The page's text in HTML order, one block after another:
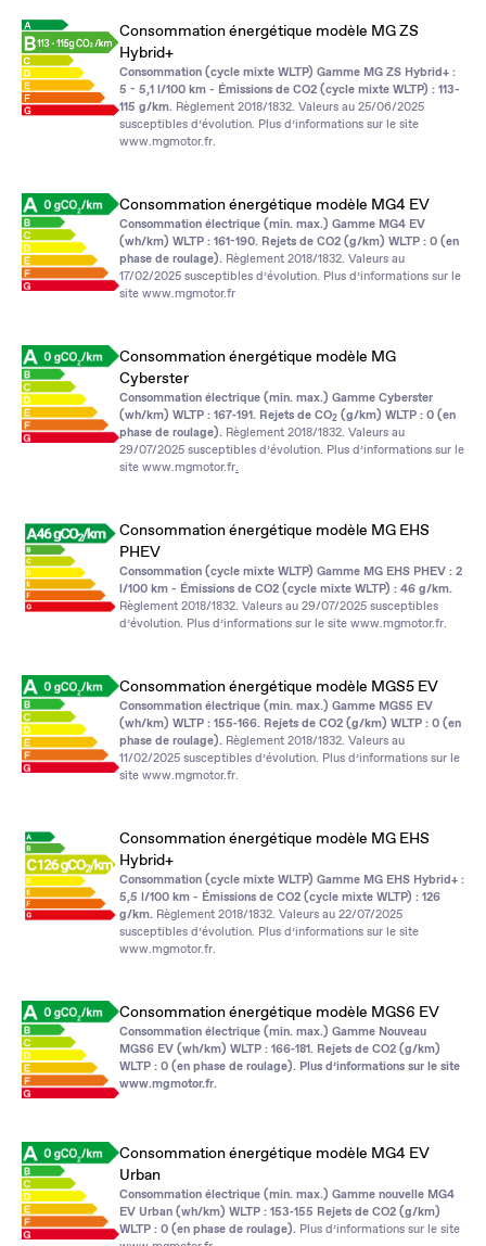
Consommation énergétique modèle MG ZS
Hybrid+
Consommation (cycle mixte WLTP) Gamme MG ZS Hybrid+ :
5 - 5,1 l/100 km - Émissions de CO2 (cycle mixte WLTP) : 113-
115 g/km. Règlement 2018/1832. Valeurs au 25/06/2025
susceptibles d’évolution. Plus d’informations sur le site
www.mgmotor.fr.
Consommation énergétique modèle MG4 EV
Consommation électrique (min. max.) Gamme MG4 EV
(wh/km) WLTP : 161-190. Rejets de CO2 (g/km) WLTP : 0 (en
phase de roulage). Règlement 2018/1832. Valeurs au
17/02/2025 susceptibles d’évolution. Plus d’informations sur le
site www.mgmotor.fr
Consommation énergétique modèle MG
Cyberster
Consommation électrique (min. max.) Gamme Cyberster
(wh/km) WLTP : 167‑191. Rejets de CO2 (g/km) WLTP : 0 (en
phase de roulage). Règlement 2018/1832. Valeurs au
29/07/2025 susceptibles d’évolution. Plus d’informations sur le
site www.mgmotor.fr.
Consommation énergétique modèle MG EHS
PHEV
Consommation (cycle mixte WLTP) Gamme MG EHS PHEV : 2
l/100 km - Émissions de CO2 (cycle mixte WLTP) : 46 g/km.
Règlement 2018/1832. Valeurs au 29/07/2025 susceptibles
d’évolution. Plus d’informations sur le site www.mgmotor.fr.
Consommation énergétique modèle MGS5 EV
Consommation électrique (min. max.) Gamme MGS5 EV
(wh/km) WLTP : 155‑166. Rejets de CO2 (g/km) WLTP : 0 (en
phase de roulage). Règlement 2018/1832. Valeurs au
11/02/2025 susceptibles d’évolution. Plus d’informations sur le
site www.mgmotor.fr.
Consommation énergétique modèle MG EHS
Hybrid+
Consommation (cycle mixte WLTP) Gamme MG EHS Hybrid+ :
5,5 l/100 km - Émissions de CO2 (cycle mixte WLTP) : 126
g/km. Règlement 2018/1832. Valeurs au 22/07/2025
susceptibles d’évolution. Plus d’informations sur le site
www.mgmotor.fr.
Consommation énergétique modèle MGS6 EV
Consommation électrique (min. max.) Gamme Nouveau
MGS6 EV (wh/km) WLTP : 166‑181. Rejets de CO2 (g/km)
WLTP : 0 (en phase de roulage). Plus d’informations sur le site
www.mgmotor.fr.
Consommation énergétique modèle MG4 EV
Urban
Consommation électrique (min. max.) Gamme nouvelle MG4
EV Urban (wh/km) WLTP : 153‑155 Rejets de CO2 (g/km)
WLTP : 0 (en phase de roulage). Plus d’informations sur le site